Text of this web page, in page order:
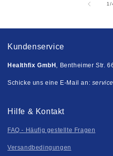
1/
Kundenservice
Healthfix GmbH, Bentheimer Str.
Schicke uns eine E-Mail an:
Hilfe & Kontakt
FAQ - Häufig gestellte Fragen
Versandbedingungen